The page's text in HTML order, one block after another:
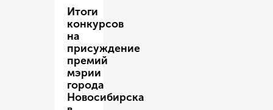
Итоги
конкурсов
на
присуждение
премий
мэрии
города
Новосибирска